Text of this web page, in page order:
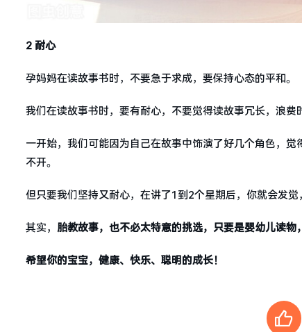
2 耐心
孕妈妈在读故事书时，不要急于求成，要保持心态的平和。
我们在读故事书时，要有耐心，不要觉得读故事冗长，浪费
一开始，我们可能因为自己在故事中饰演了好几个角色，
不开。
但只要我们坚持又耐心，在讲了1到2个星期后，你就会发觉
其实， 胎教故事，也不必太特意的挑选，只要是婴幼儿读物
希望你的宝宝，健康、快乐、聪明的成长！